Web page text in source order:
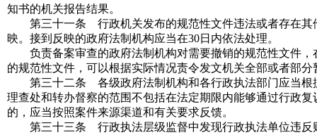
知书的机关报告结果。
第三十一条 行政机关发布的规范性文件违法或者存在其
映。接到反映的政府法制机构应当在30日内依法处理。
负责备案审查的政府法制机构对需要撤销的规范性文件，
的规范性文件，可以根据实际情况责令发文机关全部或者部分
第三十二条 各级政府法制机构和各行政执法部门应当根
理查处和转办督察的范围不包括在法定期限内能够通过行政
的，应当按照案件来源渠道和有关要求反馈。
第三十三条 行政执法层级监督中发现行政执法单位违反